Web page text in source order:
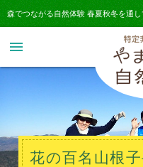
森でつながる自然体験 春夏秋冬を通
menu
花の百名山根